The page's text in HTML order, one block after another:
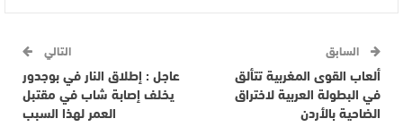
السابق
ألعاب القوى المغربية تتألق
في البطولة العربية لاختراق
الضاحية بالأردن
التالي
عاجل : إطلاق النار في بوجدور
يخلف إصابة شاب في مقتبل
العمر لهذا السبب